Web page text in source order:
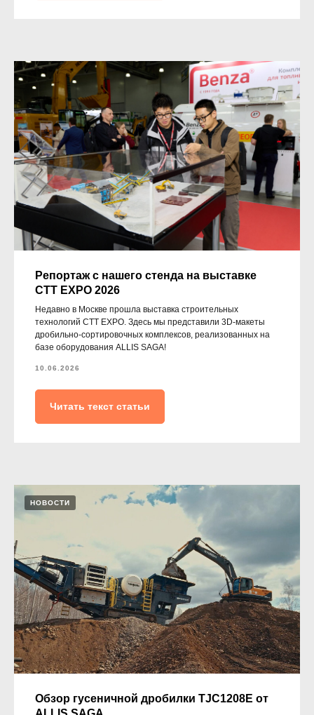
Репортаж с нашего стенда на выставке
CTT EXPO 2026
Недавно в Москве прошла выставка строительных
технологий CTT EXPO. Здесь мы представили 3D-макеты
дробильно-сортировочных комплексов, реализованных на
базе оборудования ALLIS SAGA!
10.06.2026
Читать текст статьи
НОВОСТИ
Обзор гусеничной дробилки TJC1208E от
Если у вас есть документация, которая
поможем нам лучше понять вашу
задачу — прикрепите её в поле ниже.
Нажимая на кнопку, вы соглашаетесь с
политикой конфиденциальности
Ваш телефон
Ваше имя
Прикрепите документацию (при наличии)
Add files
Эксклюзивный представитель
заводаALLIS SAGAв России
ООО «АРМЕТ РУС» Юридический адрес: 660048,
Красноярский край, г. Красноярск, ул. 2-я Брянская, 34А, офис
401
ИНН 2466160772 КПП 246601001 ОГРН 1152468015391
по Красноярскому времени
8 (800) 600-29-33
info@armet.pro
Вся представленная на сайте информация носит